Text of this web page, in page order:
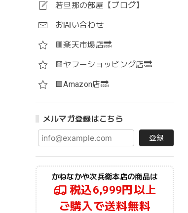
若旦那の部屋【ブログ】
お問い合わせ
🟥楽天市場店🔜
🟨ヤフーショッピング店🔜
🟪Amazon店🔜
メルマガ登録はこちら
登録
かねなかや次兵衛本店の商品は
税込6,999円以上
ご購入で送料無料